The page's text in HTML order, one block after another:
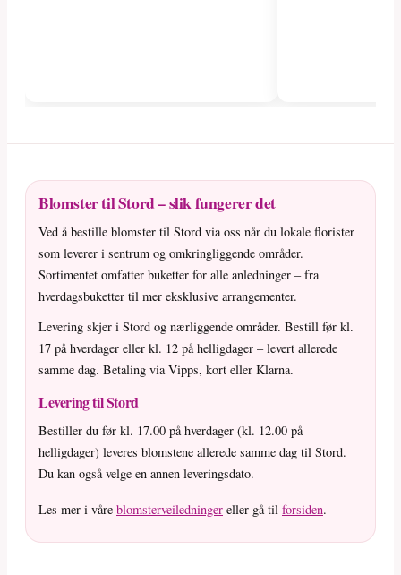
Blomster til Stord – slik fungerer det
Ved å bestille blomster til Stord via oss når du lokale florister
som leverer i sentrum og omkringliggende områder.
Sortimentet omfatter buketter for alle anledninger – fra
hverdagsbuketter til mer eksklusive arrangementer.
Levering skjer i Stord og nærliggende områder. Bestill før kl.
17 på hverdager eller kl. 12 på helligdager – levert allerede
samme dag. Betaling via Vipps, kort eller Klarna.
Levering til Stord
Bestiller du før kl. 17.00 på hverdager (kl. 12.00 på
helligdager) leveres blomstene allerede samme dag til Stord.
Du kan også velge en annen leveringsdato.
Les mer i våre blomsterveiledninger eller gå til forsiden.